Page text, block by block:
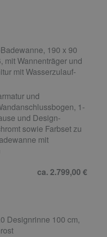
190 x 90
mit Wannenträger und
mit Wasserzulauf-
und
1-
und Design-
sowie Farbset zu
mit
ca. 2.799,00 €
Designrinne 100 cm,